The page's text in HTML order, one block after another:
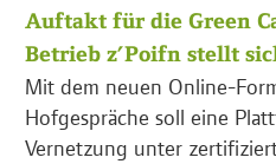
Auftakt für die Green
Betrieb z’Poifn stellt
Mit dem neuen Online-
Hofgespräche soll eine
Vernetzung unter